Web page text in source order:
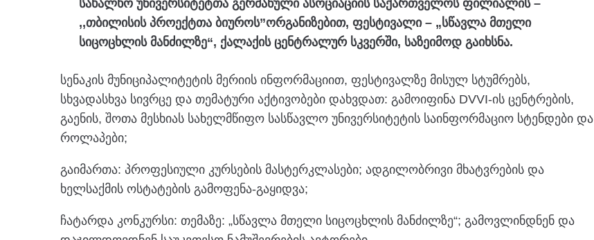
სახალხო უნივერსიტეტთა გერმანული ასოციაციის საქართველოს ფილიალის –
,,თბილისის პროექტთა ბიუროს”ორგანიზებით, ფესტივალი – „სწავლა მთელი
სიცოცხლის მანძილზე“, ქალაქის ცენტრალურ სკვერში, საზეიმოდ გაიხსნა.
სენაკის მუნიციპალიტეტის მერიის ინფორმაციით, ფესტივალზე მისულ სტუმრებს,
სხვადასხვა სივრცე და თემატური აქტივობები დახვდათ: გამოიფინა DVVI-ის ცენტრების,
გაენის, შოთა მესხიას სახელმწიფო სასწავლო უნივერსიტეტის საინფორმაციო სტენდები და
როლაპები;
გაიმართა: პროფესიული კურსების მასტერკლასები; ადგილობრივი მხატვრების და
ხელსაქმის ოსტატების გამოფენა-გაყიდვა;
ჩატარდა კონკურსი: თემაზე: „სწავლა მთელი სიცოცხლის მანძილზე“; გამოვლინდნენ და